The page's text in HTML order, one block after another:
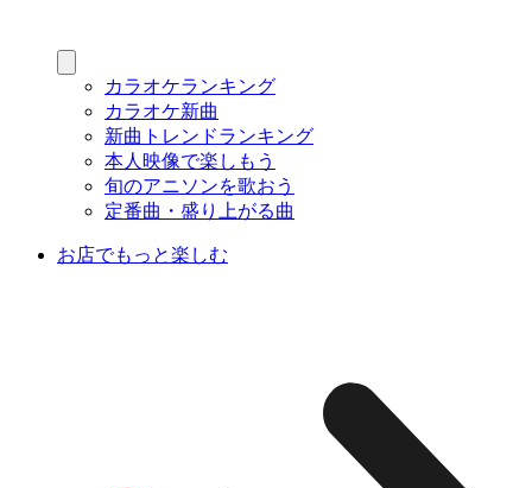
カラオケランキング
カラオケ新曲
新曲トレンドランキング
本人映像で楽しもう
旬のアニソンを歌おう
定番曲・盛り上がる曲
お店でもっと楽しむ